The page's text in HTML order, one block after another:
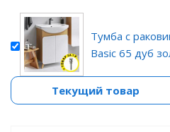
Тумба с
Basic 65 дуб
Текущий товар